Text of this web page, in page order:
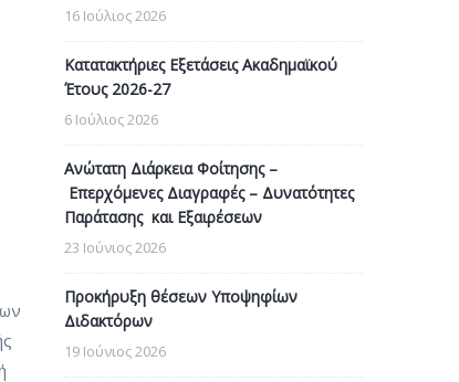
16 Ιούλιος 2026
Κατατακτήριες Εξετάσεις Ακαδημαϊκού
Έτους 2026-27
6 Ιούλιος 2026
Ανώτατη Διάρκεια Φοίτησης –
Επερχόμενες Διαγραφές – Δυνατότητες
Παράτασης και Εξαιρέσεων
23 Ιούνιος 2026
Προκήρυξη θέσεων Υποψηφίων
Διδακτόρων
19 Ιούνιος 2026